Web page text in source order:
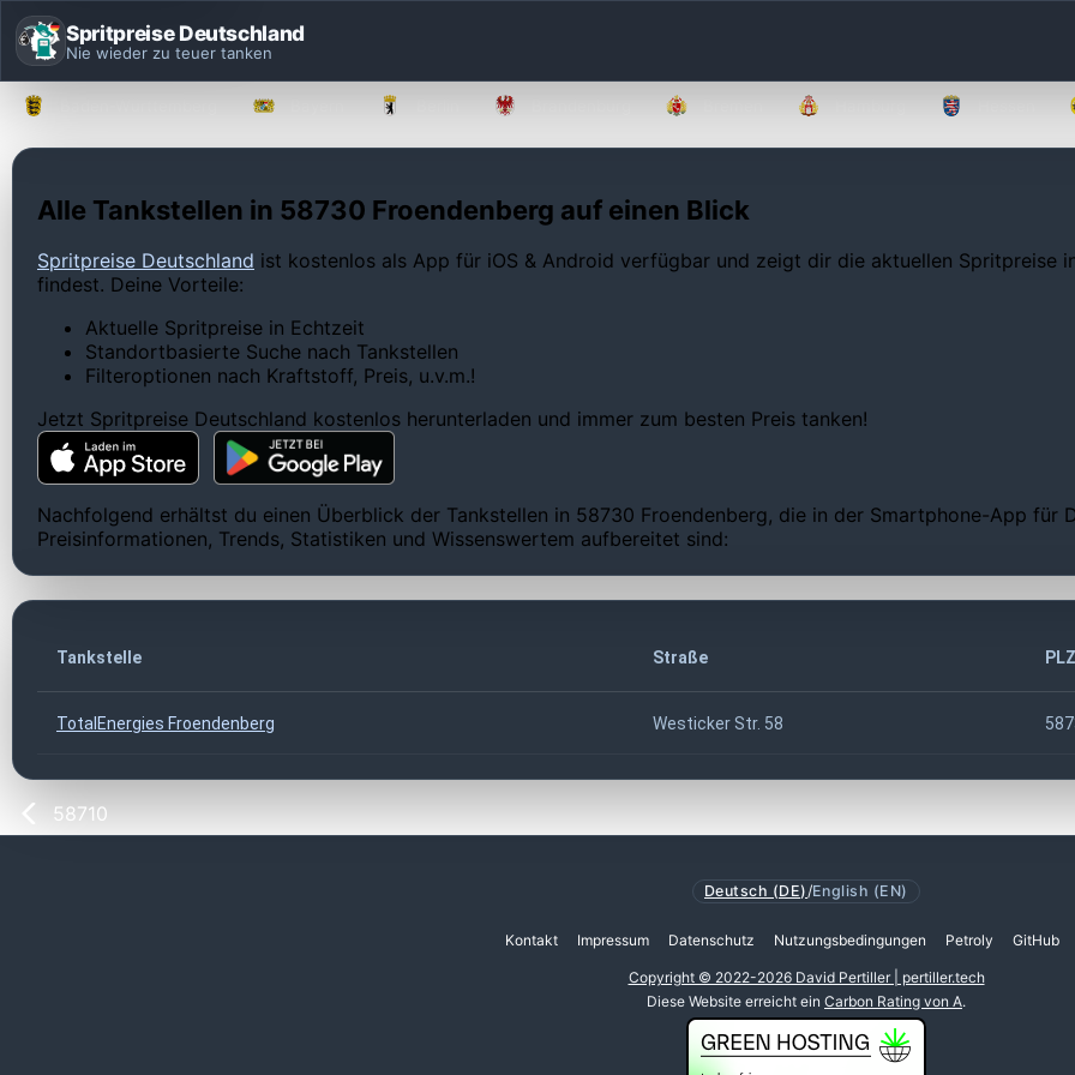
Spritpreise Deutschland
Nie wieder zu teuer tanken
Alle Tankstellen in 58730 Froendenberg auf einen Blick
Spritpreise Deutschland ist kostenlos als App für iOS & Android verfügbar und zeigt dir die aktuellen Spritpreise
findest. Deine Vorteile:
Aktuelle Spritpreise in Echtzeit
Standortbasierte Suche nach Tankstellen
Filteroptionen nach Kraftstoff, Preis, u.v.m.!
Jetzt Spritpreise Deutschland kostenlos herunterladen und immer zum besten Preis tanken!
Nachfolgend erhältst du einen Überblick der Tankstellen in 58730 Froendenberg, die in der Smartphone-App für
Preisinformationen, Trends, Statistiken und Wissenswertem aufbereitet sind:
Tankstelle Straße PLZ
TotalEnergies Froendenberg Westicker Str. 58
58710
Deutsch (DE) /English (EN)
Kontakt Impressum Datenschutz Nutzungsbedingungen Petroly GitHub
Copyright © 2022-2026 David Pertiller | pertiller.tech
Diese Website erreicht ein Carbon Rating von A.